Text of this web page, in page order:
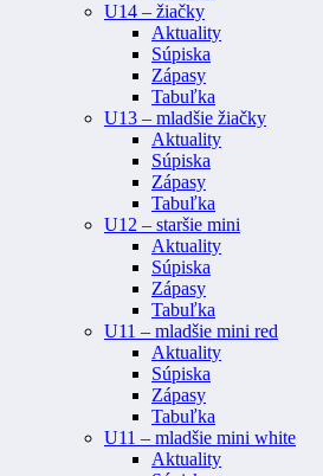
U14 – žiačky
Aktuality
Súpiska
Zápasy
Tabuľka
U13 – mladšie žiačky
Aktuality
Súpiska
Zápasy
Tabuľka
U12 – staršie mini
Aktuality
Súpiska
Zápasy
Tabuľka
U11 – mladšie mini red
Aktuality
Súpiska
Zápasy
Tabuľka
U11 – mladšie mini white
Aktuality